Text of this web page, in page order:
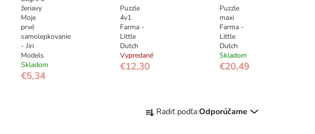
žeriavy
Moje
prvé
samolepkovanie
- Jiri
Models
Skladom
€5,34
Puzzle
4v1
Farma -
Little
Dutch
Vypredané
€12,30
Puzzle
maxi
Farma -
Little
Dutch
Skladom
€20,49
a Radiť podľa:Odporúčame